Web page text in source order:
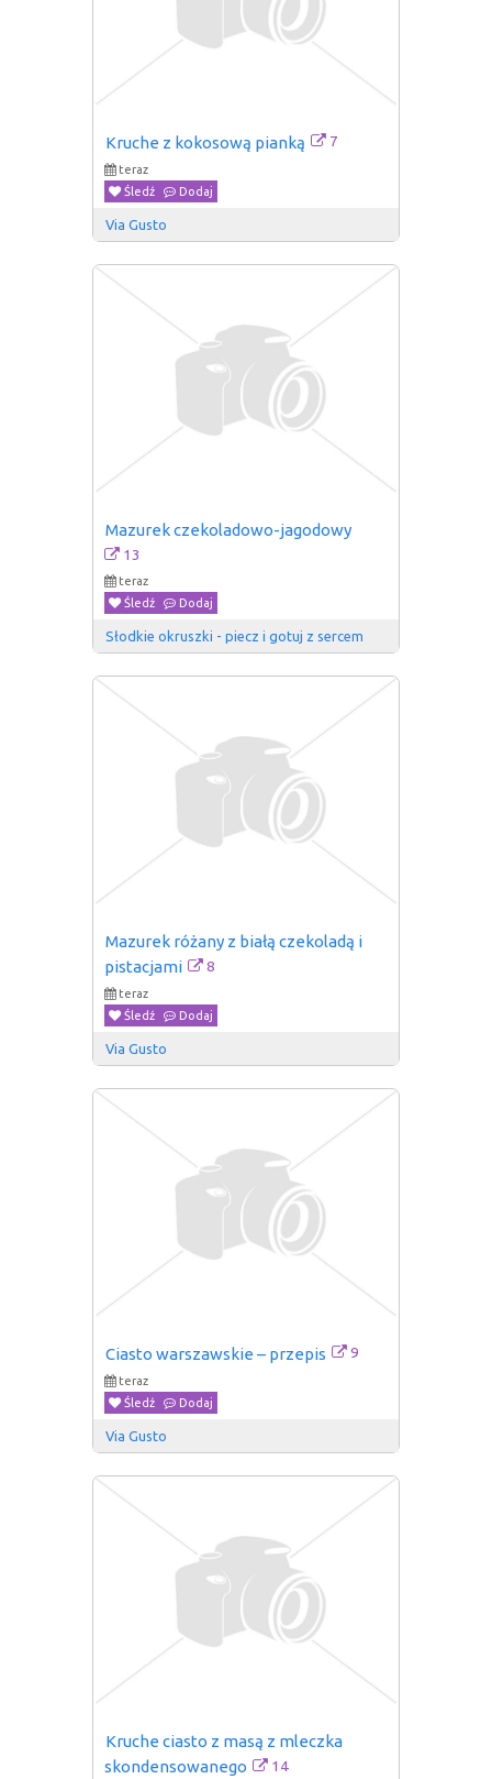
Kruche z kokosową pianką 7
teraz
Śledź
Dodaj
Via Gusto
Mazurek czekoladowo-jagodowy
13
teraz
Śledź
Dodaj
Słodkie okruszki - piecz i gotuj z sercem
Mazurek różany z białą czekoladą i
pistacjami
8
teraz
Śledź
Dodaj
Via Gusto
Ciasto warszawskie – przepis 9
teraz
Śledź
Dodaj
Via Gusto
Kruche ciasto z masą z mleczka
skondensowanego
14